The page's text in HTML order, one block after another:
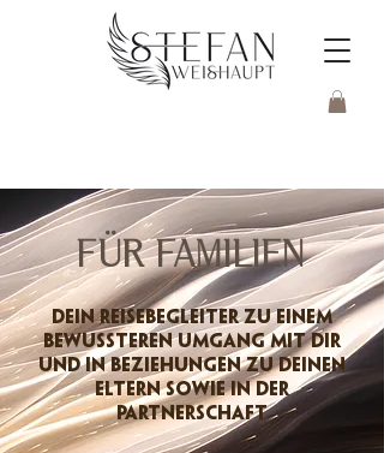
FÜR FAMILIEN
Dein Reisebegleiter zu einem
bewussteren Umgang mit Dir
und in Beziehungen zu Deinen
Eltern sowie in der
Partnerschaft